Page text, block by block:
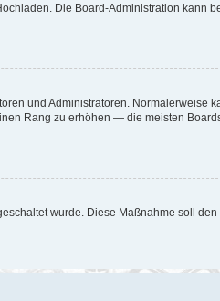
Die Board-Administration kann
und Administratoren. Normalerweise
Rang zu erhöhen — die meisten
wurde. Diese Maßnahme soll den